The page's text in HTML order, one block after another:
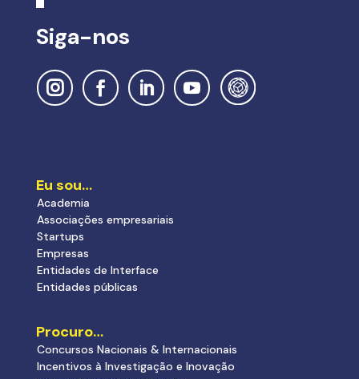
Siga-nos
Eu sou…
Academia
Associações empresariais
Startups
Empresas
Entidades de Interface
Entidades públicas
Procuro…
Concursos Nacionais & Internacionais
Incentivos à Investigação e Inovação